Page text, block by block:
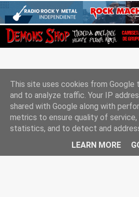
Con la tecnología
Rockgle.es 2010-
This site uses cookies from Google
and to analyze traffic. Your IP
shared with Google along with
metrics to ensure quality of service,
statistics, and to detect and
LEARN MORE